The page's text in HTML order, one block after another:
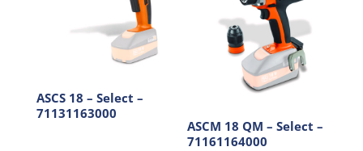
ASCS 18 – Select –
71131163000
ASCM 18 QM – Select –
71161164000